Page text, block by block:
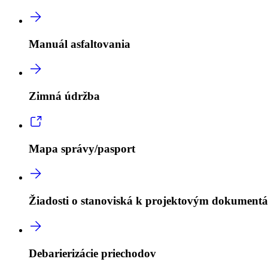
Manuál asfaltovania
Zimná údržba
Mapa správy/pasport
Žiadosti o stanoviská k projektovým
Debarierizácie priechodov